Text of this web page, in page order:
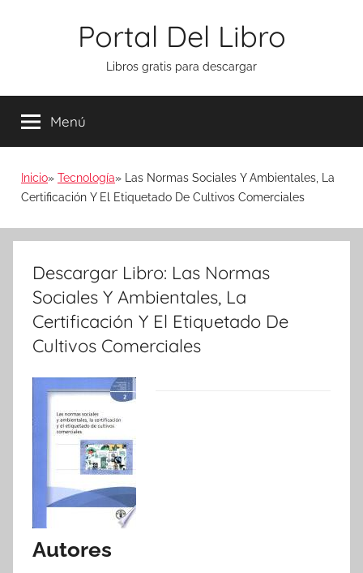
Portal Del Libro
Libros gratis para descargar
Menú
Inicio Tecnología
Las Normas Sociales Y Ambientales, La
Certificación Y El Etiquetado De Cultivos Comerciales
Descargar Libro: Las Normas
Sociales Y Ambientales, La
Certificación Y El Etiquetado De
Cultivos Comerciales
Autores